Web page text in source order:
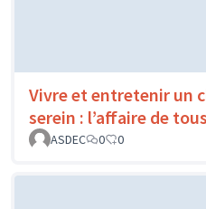
Vivre et entretenir un
serein : l’affaire de
ASDEC
0 0